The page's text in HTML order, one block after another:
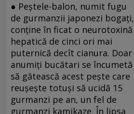
● Peştele-balon, numit fugu
de gurmanzii japonezi bogaţi,
conţine în ficat o neurotoxină
hepatică de cinci ori mai
puternică decît cianura. Doar
anumiţi bucătari se încumetă
să gătească acest peşte care
reuşeşte totuşi să ucidă 15
gurmanzi pe an, un fel de
gurmanzi kamikaze. În lipsa